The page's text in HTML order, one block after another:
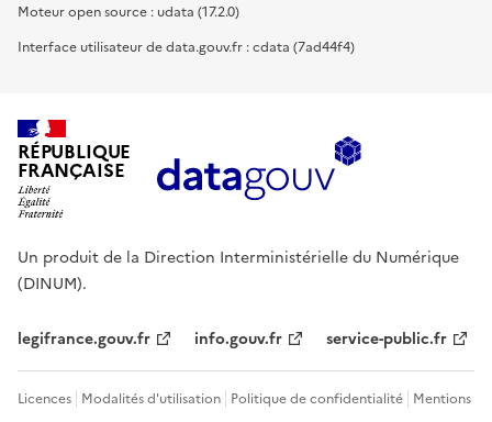
Moteur open source : udata (17.2.0)
Interface utilisateur de data.gouv.fr : cdata (7ad44f4)
RÉPUBLIQUE
FRANÇAISE
Un produit de la Direction Interministérielle du Numérique
(DINUM).
legifrance.gouv.fr info.gouv.fr service-public.fr
Licences Modalités d'utilisation Politique de confidentialité Mentions